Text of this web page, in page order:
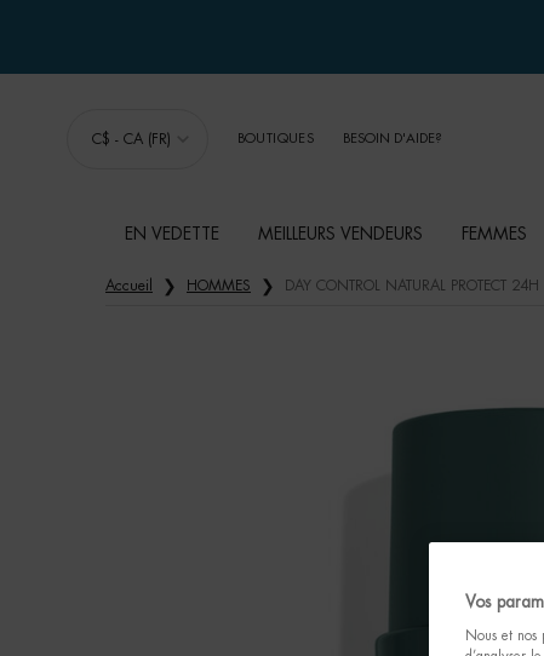
C$ - CA (FR) BOUTIQUES BESOIN D'AIDE?
EN VEDETTE MEILLEURS VENDEURS FEMMES
Accueil HOMMES DAY CONTROL NATURAL PROTECT 24H
Vos
Nous et nos